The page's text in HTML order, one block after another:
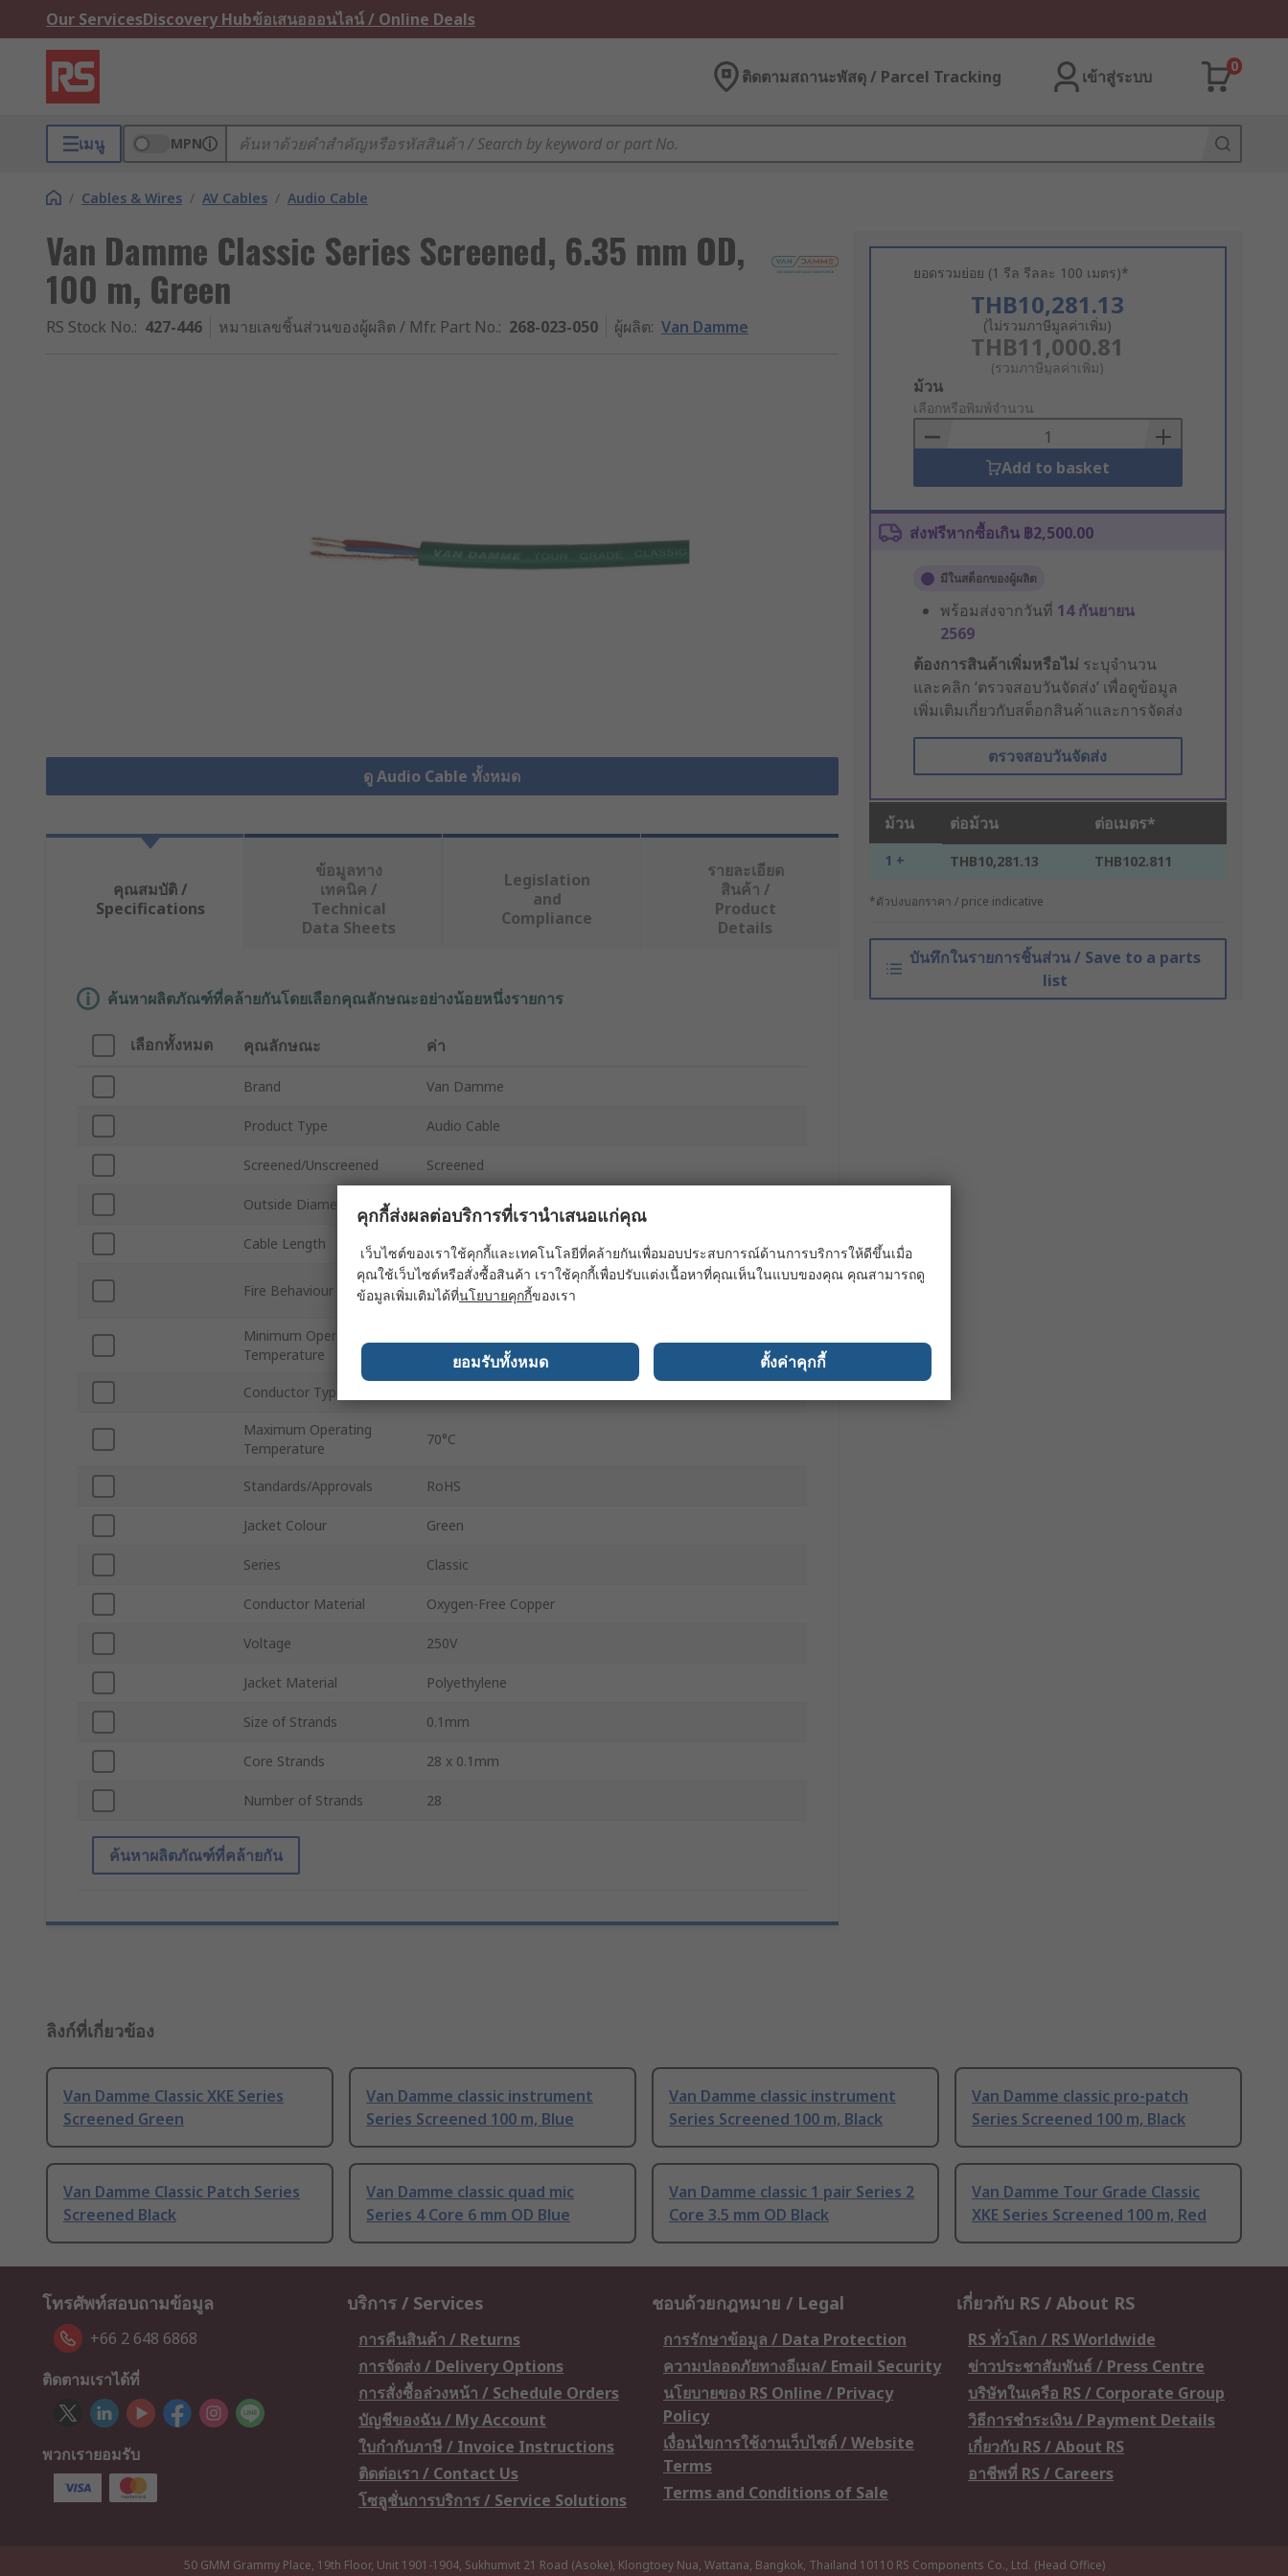
Our ServicesDiscovery Hubข้อเสนอออนไลน์ / Online Deals
ติดตามสถานะพัสดุ / Parcel Tracking เข้าสู่ระบบ
0
เมนู MPN
/ Cables & Wires / AV Cables / Audio Cable
Van Damme Classic Series Screened, 6.35 mm OD,
100 m, Green
RS Stock No.: 427-446 หมายเลขชิ้นส่วนของผู้ผลิต / Mfr. Part No.: 268-023-050 ผู้ผลิต: Van Damme
ดู Audio Cable ทั้งหมด
ยอดรวมย่อย (1 รีล รีลละ 100 เมตร)*
THB10,281.13
(ไม่รวมภาษีมูลค่าเพิ่ม)
THB11,000.81
(รวมภาษีมูลค่าเพิ่ม)
Add
to
Basket
ม้วน
เลือกหรือพิมพ์จำนวน
Add to basket
ส่งฟรีหากซื้อเกิน ฿2,500.00
มีในสต็อกของผู้ผลิต
พร้อมส่งจากวันที่ 14 กันยายน
2569
ต้องการสินค้าเพิ่มหรือไม่ ระบุจำนวน
และคลิก ‘ตรวจสอบวันจัดส่ง’ เพื่อดูข้อมูล
เพิ่มเติมเกี่ยวกับสต็อกสินค้าและการจัดส่ง
ตรวจสอบวันจัดส่ง
ม้วน ต่อม้วน ต่อเมตร*
1 + THB10,281.13 THB102.811
*ตัวบ่งบอกราคา / price indicative
บันทึกในรายการชิ้นส่วน / Save to a parts
list
คุณสมบัติ /
Specifications
ข้อมูลทาง
เทคนิค /
Technical
Data Sheets
Legislation
and
Compliance
รายละเอียด
สินค้า /
Product
Details
ค้นหาผลิตภัณฑ์ที่คล้ายกันโดยเลือกคุณลักษณะอย่างน้อยหนึ่งรายการ
เลือกทั้งหมด คุณลักษณะ ค่า
Brand Van Damme
Product Type Audio Cable
Screened/Unscreened Screened
Outside Diameter 6.35mm
Cable Length 100m
Fire Behaviour
Releases Carbon Dioxide, Water During Combustion with
No Halogen Emission
Minimum Operating
Temperature
-25°C
Conductor Type
Maximum Operating
Temperature
70°C
Standards/Approvals RoHS
Jacket Colour Green
Series Classic
Conductor Material Oxygen-Free Copper
Voltage 250V
Jacket Material Polyethylene
Size of Strands 0.1mm
Core Strands 28 x 0.1mm
Number of Strands 28
ค้นหาผลิตภัณฑ์ที่คล้ายกัน
ลิงก์ที่เกี่ยวข้อง
Van Damme Classic XKE Series
Screened Green
Van Damme classic instrument
Series Screened 100 m, Blue
Van Damme classic instrument
Series Screened 100 m, Black
Van Damme classic pro-patch
Series Screened 100 m, Black
Van Damme Classic Patch Series
Screened Black
Van Damme classic quad mic
Series 4 Core 6 mm OD Blue
Van Damme classic 1 pair Series 2
Core 3.5 mm OD Black
Van Damme Tour Grade Classic
XKE Series Screened 100 m, Red
โทรศัพท์สอบถามข้อมูล
+66 2 648 6868
ติดตามเราได้ที่
พวกเรายอมรับ
บริการ / Services
การคืนสินค้า / Returns
การจัดส่ง / Delivery Options
การสั่งซื้อล่วงหน้า / Schedule Orders
บัญชีของฉัน / My Account
ใบกำกับภาษี / Invoice Instructions
ติดต่อเรา / Contact Us
โซลูชั่นการบริการ / Service Solutions
ชอบด้วยกฎหมาย / Legal
การรักษาข้อมูล / Data Protection
ความปลอดภัยทางอีเมล/ Email Security
นโยบายของ RS Online / Privacy
Policy
เงื่อนไขการใช้งานเว็บไซต์ / Website
Terms
Terms and Conditions of Sale
เกี่ยวกับ RS / About RS
RS ทั่วโลก / RS Worldwide
ข่าวประชาสัมพันธ์ / Press Centre
บริษัทในเครือ RS / Corporate Group
วิธีการชำระเงิน / Payment Details
เกี่ยวกับ RS / About RS
อาชีพที่ RS / Careers
50 GMM Grammy Place, 19th Floor, Unit 1901-1904, Sukhumvit 21 Road (Asoke), Klongtoey Nua, Wattana, Bangkok, Thailand 10110 RS Components Co., Ltd. (Head Office)
คุกกี้ส่งผลต่อบริการที่เรานำเสนอแก่คุณ
เว็บไซต์ของเราใช้คุกกี้และเทคโนโลยีที่คล้ายกันเพื่อมอบประสบการณ์ด้านการบริการให้ดีขึ้นเมื่อ
คุณใช้เว็บไซต์หรือสั่งซื้อสินค้า เราใช้คุกกี้เพื่อปรับแต่งเนื้อหาที่คุณเห็นในแบบของคุณ คุณสามารถดู
ข้อมูลเพิ่มเติมได้ที่นโยบายคุกกี้ของเรา
ยอมรับทั้งหมด ตั้งค่าคุกกี้